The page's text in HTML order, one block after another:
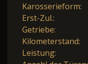
Karosserieform:
Erst-Zul.:
Getriebe:
Kilometerstand:
Leistung: